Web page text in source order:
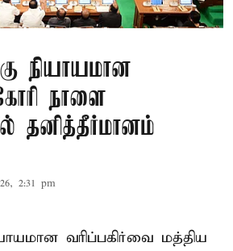
நியாயமான
கோரி நாளை
தனித்தீர்மானம்
2:31 pm
வரிப்பகிர்வை மத்திய